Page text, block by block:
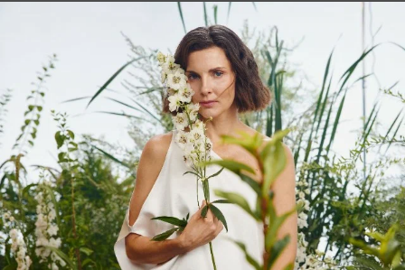
Подскажите, что с вербеной и бакопой? Вербена
находится в доме под подсветка, подсыхают края
листьев и вянут. Бакопа Вербена
Bernata 25 июля 2021, 15:38 на конкурс «Конкурс
"Красивый цветник с Фаско"»
Неприхотливые красавицы вербены:
марафон длиною в лето 8
Я редко выращиваю однолетники. И время на них
тратить лень, и выбор зимующих растений на юге